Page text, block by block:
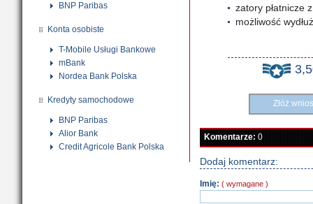
BNP Paribas
Konta osobiste
T-Mobile Usługi Bankowe
mBank
Nordea Bank Polska
Kredyty samochodowe
BNP Paribas
Alior Bank
Credit Agricole Bank Polska
zatory płatnicze z
możliwość
Złóż
Komentarze:0
Dodaj komentarz:
Imię: ( wymagane )